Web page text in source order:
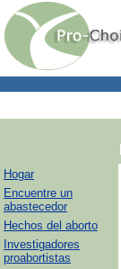
Hogar
Encuentre un
abastecedor
Hechos del aborto
Investigadores
proabortistas